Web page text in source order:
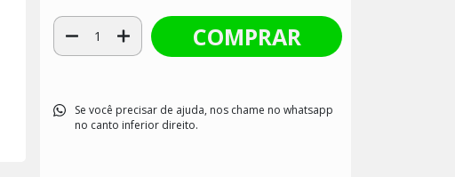
Se você precisar de ajuda, nos chame no whatsapp
no canto inferior direito.